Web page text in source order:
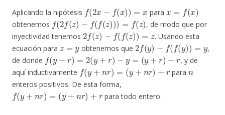
Aplicando la hipótesis
(2x )) x
para
x)
obtenemos
f(2f(z)−f f(z))) = (z)
, de modo que por
inyectividad tenemos
2 f(z)−f(f(z) )= z
. Usando esta
ecuación para
z=y
obtenemos que
2 f( y )− f(f(y))= y
,
de donde
f(y+ r 2( y+r)−y=(y+ r)+r
, y de
aquí inductivamente
(y+n r =(y nr r
para
n
enteros positivos. De esta forma,
f(y+nr) =(y+nr)+ r
para todo entero.